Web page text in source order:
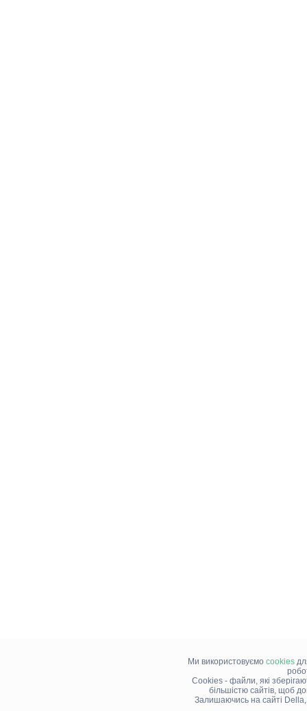
Ми використовуємо cookies
Cookies - файли, які
більшістю сайтів, щоб
Залишаючись на сайті